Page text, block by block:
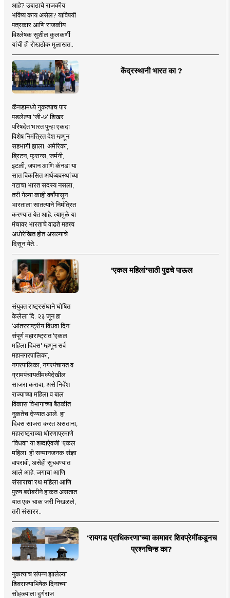
आहे? उबाठाचे राजकीय
भविष्य काय असेल? याविषयी
पत्रकार आणि राजकीय
विश्लेषक सुशील कुलकर्णी
यांची ही रोखठोक मुलाखत..
केंद्रस्थानी भारत का ?
कॅनडामध्ये नुकत्याच पार
पडलेल्या 'जी-७' शिखर
परिषदेत भारत पुन्हा एकदा
विशेष निमंत्रित देश म्हणून
सहभागी झाला. अमेरिका,
ब्रिटन, फ्रान्स, जर्मनी,
इटली, जपान आणि कॅनडा या
सात विकसित अर्थव्यवस्थांच्या
गटाचा भारत सदस्य नसला,
तरी गेल्या काही वर्षांपासून
भारताला सातत्याने निमंत्रित
करण्यात येत आहे. त्यामुळे या
मंचावर भारताचे वाढते महत्त्व
अधोरेखित होत असल्याचे
दिसून येते...
'एकल महिलां'साठी पुढचे पाऊल
संयुक्त राष्ट्रसंघाने घोषित
केलेला दि. २३ जून हा
'आंतरराष्ट्रीय विधवा दिन'
संपूर्ण महाराष्ट्रात 'एकल
महिला दिवस' म्हणून सर्व
महानगरपालिका,
नगरपालिका, नगरपंचायत व
ग्रामपंचायतींमध्येदेखील
साजरा करावा, असे निर्देश
राज्याच्या महिला व बाल
विकास विभागाच्या बैठकीत
नुकतेच देण्यात आले. हा
दिवस साजरा करत असताना,
महाराष्ट्राच्या धोरणाप्रमाणे
'विधवा' या शब्दाऐवजी 'एकल
महिला' ही सन्मानजनक संज्ञा
वापरावी, असेही सुचवण्यात
आले आहे. जगाचा आणि
संसाराचा रथ महिला आणि
पुरुष बरोबरीने हाकत असतात.
यात एक चाक जरी निखळले,
तरी संसारर..
‘रायगड प्राधिकरणा’च्या कामावर शिवप्रेमींकडूनच
प्रश्नचिन्ह का?
नुकत्याच संपन्न झालेल्या
शिवराज्याभिषेक दिनाच्या
सोहळ्याला दुर्गराज